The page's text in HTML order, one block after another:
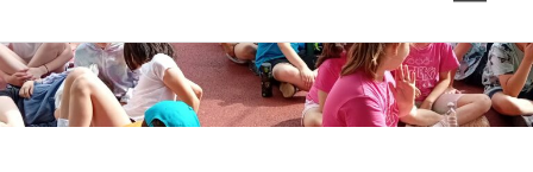
Skip
to
content